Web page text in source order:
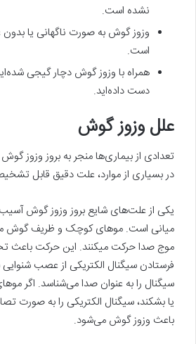
نشده است.
وزوز گوش به صورت ناگهانی یا
است.
همراه با وزوز گوش دچار گیجی
دست داده‌اید.
علل وزوز گوش
تعدادی از بیماری‌ها منجر به بروز وزوز
در بسیاری از موارد، علت دقیق قابل
یکی از علت‌های شایع بروز وزوز گوش
میانی است. موهای کوچک و ظریف گوش
موج صدا حرکت میکنند. این حرکت باعث
فرستادن سیگنال الکتریکی از عصب
سیگنال را به عنوان صدا می‌شناسد. اگر
یا بشکند، سیگنال الکتریکی را به صورت
باعث وزوز گوش می‌شود.